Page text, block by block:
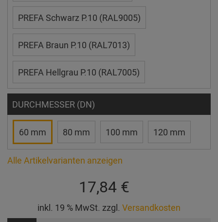
PREFA Schwarz P.10 (RAL9005)
PREFA Braun P.10 (RAL7013)
PREFA Hellgrau P.10 (RAL7005)
DURCHMESSER (DN)
60 mm 80 mm 100 mm 120 mm
Alle Artikelvarianten anzeigen
17,84 €
inkl. 19 % MwSt. zzgl. Versandkosten